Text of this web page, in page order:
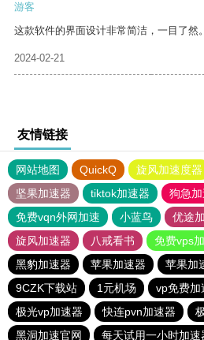
游客
这款软件的界面设计非常简洁，一目了然。
2024-02-21
友情链接
网站地图 QuickQ 旋风加速度器
坚果加速器
tiktok加速器
狗急
免费vqn外网加速
小蓝鸟 优途
旋风加速器
八戒看书
免费vps
黑豹加速器
苹果加速器 苹果加
9CZK下载站
1元机场 vp免费加
极光vp加速器
快连pvn加速器
黑洞加速官网
每天试用一小时加速